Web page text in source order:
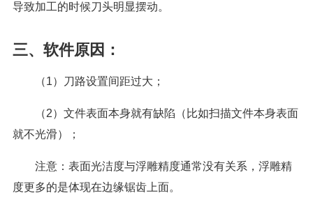
导致加工的时候刀头明显摆动。
三、软件原因：
（1）刀路设置间距过大；
（2）文件表面本身就有缺陷（比如扫描文件本身表面
就不光滑）；
注意：表面光洁度与浮雕精度通常没有关系，浮雕精
度更多的是体现在边缘锯齿上面。